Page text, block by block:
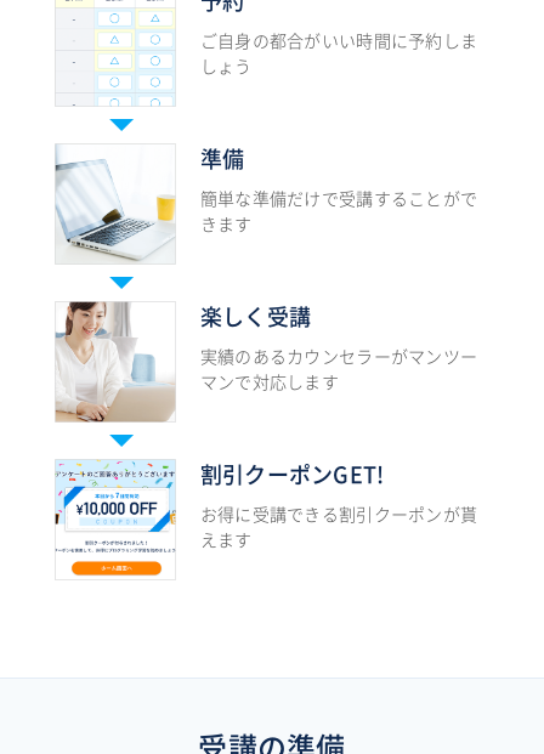
ご自身の都合がいい時間に予約しま
しょう
準備
簡単な準備だけで受講することがで
きます
楽しく受講
実績のあるカウンセラーがマンツー
マンで対応します
割引クーポンGET!
お得に受講できる割引クーポンが貰
えます